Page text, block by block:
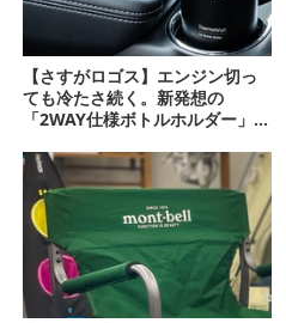
【さすがロゴス】エンジン切っ
ても冷たさ続く。新発想の
「2WAY仕様ボトルホルダー」が